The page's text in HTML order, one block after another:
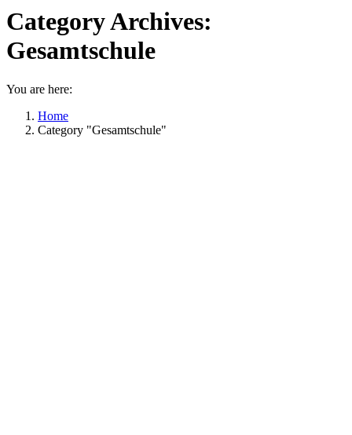
Category Archives:
Gesamtschule
You are here:
Home
Category "Gesamtschule"